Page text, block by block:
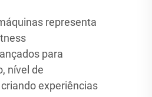
representa
para
nível de
experiências